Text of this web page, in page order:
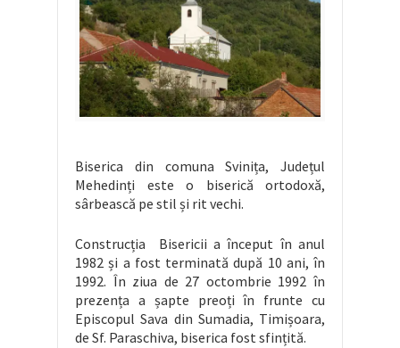
Biserica din comuna Svinița, Județul
Mehedinți este o biserică ortodoxă,
sârbească pe stil și rit vechi.
Construcția Bisericii a început în anul
1982 și a fost terminată după 10 ani, în
1992. În ziua de 27 octombrie 1992 în
prezența a șapte preoți în frunte cu
Episcopul Sava din Sumadia, Timișoara,
de Sf. Paraschiva, biserica fost sfințită.